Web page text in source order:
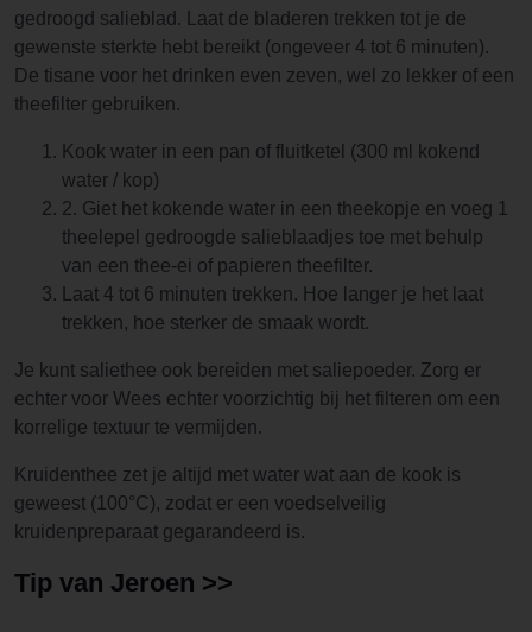
gedroogd salieblad. Laat de bladeren trekken tot je de
gewenste sterkte hebt bereikt (ongeveer 4 tot 6 minuten).
De tisane voor het drinken even zeven, wel zo lekker of een
theefilter gebruiken.
Kook water in een pan of fluitketel (300 ml kokend
water / kop)
2. Giet het kokende water in een theekopje en voeg 1
theelepel gedroogde salieblaadjes toe met behulp
van een thee-ei of papieren theefilter.
Laat 4 tot 6 minuten trekken. Hoe langer je het laat
trekken, hoe sterker de smaak wordt.
Je kunt saliethee ook bereiden met saliepoeder. Zorg er
echter voor Wees echter voorzichtig bij het filteren om een
korrelige textuur te vermijden.
Kruidenthee zet je altijd met water wat aan de kook is
geweest (100°C), zodat er een voedselveilig
kruidenpreparaat gegarandeerd is.
Tip van Jeroen >>